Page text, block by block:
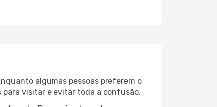
algumas pessoas preferem o
para visitar e evitar toda a confusão.